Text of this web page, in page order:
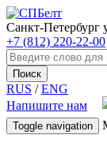
Санкт-Петербург
+7 (812) 220-22-00
Поиск
RUS /ENG
Напишите нам
Toggle navigation